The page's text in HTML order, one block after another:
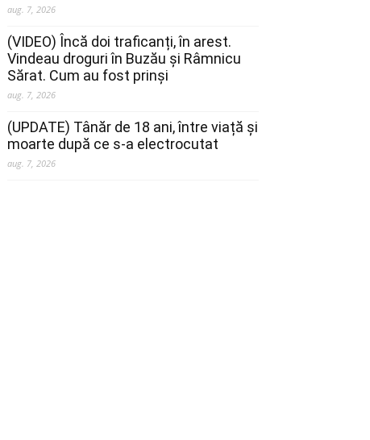
aug. 7, 2026
(VIDEO) Încă doi traficanți, în arest.
Vindeau droguri în Buzău și Râmnicu
Sărat. Cum au fost prinși
aug. 7, 2026
(UPDATE) Tânăr de 18 ani, între viață și
moarte după ce s-a electrocutat
aug. 7, 2026